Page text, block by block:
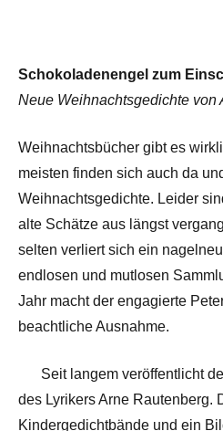
Schokoladenengel zum
Neue Weihnachtsgedichte von
Weihnachtsbücher gibt es
meisten finden sich auch da
Weihnachtsgedichte. Leider
alte Schätze aus längst
selten verliert sich ein
endlosen und mutlosen
Jahr macht der engagierte
beachtliche Ausnahme.
Seit langem veröffentlicht
des Lyrikers Arne Rautenberg.
Kindergedichtbände und ein